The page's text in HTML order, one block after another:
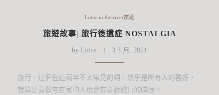
Lotus in the river旅遊
旅遊故事| 旅行後遺症 NOSTALGIA
by Lotus 3 3 月, 2021
旅行，這個在這兩年不太常見的詞，幾乎是所有人的喜好，
就算是喜歡宅在家的人也會有喜歡旅行的時候。